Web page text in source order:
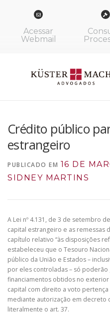
Acessar
Webmail
Crédito público
estrangeiro
PUBLICADO EM 16 DE
SIDNEY MARTINS
A Lei nº 4.131, de 3 de setembro
capital estrangeiro e as remessas
capítulo relativo “às disposições
estabeleceu que o Tesouro
público da União e Estados –
por eles controladas – só
financiamentos obtidos no
capital com direito a voto
mediante autorização em decreto
literalmente o art. 37.